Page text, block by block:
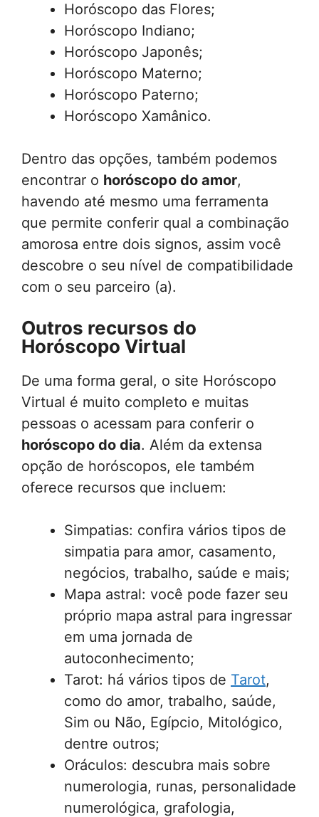
Horóscopo das Flores;
Horóscopo Indiano;
Horóscopo Japonês;
Horóscopo Materno;
Horóscopo Paterno;
Horóscopo Xamânico.
Dentro das opções, também podemos
encontrar o horóscopo do amor,
havendo até mesmo uma ferramenta
que permite conferir qual a combinação
amorosa entre dois signos, assim você
descobre o seu nível de compatibilidade
com o seu parceiro (a).
Outros recursos do
Horóscopo Virtual
De uma forma geral, o site Horóscopo
Virtual é muito completo e muitas
pessoas o acessam para conferir o
horóscopo do dia. Além da extensa
opção de horóscopos, ele também
oferece recursos que incluem:
Simpatias: confira vários tipos de
simpatia para amor, casamento,
negócios, trabalho, saúde e mais;
Mapa astral: você pode fazer seu
próprio mapa astral para ingressar
em uma jornada de
autoconhecimento;
Tarot: há vários tipos de Tarot,
como do amor, trabalho, saúde,
Sim ou Não, Egípcio, Mitológico,
dentre outros;
Oráculos: descubra mais sobre
numerologia, runas, personalidade
numerológica, grafologia,